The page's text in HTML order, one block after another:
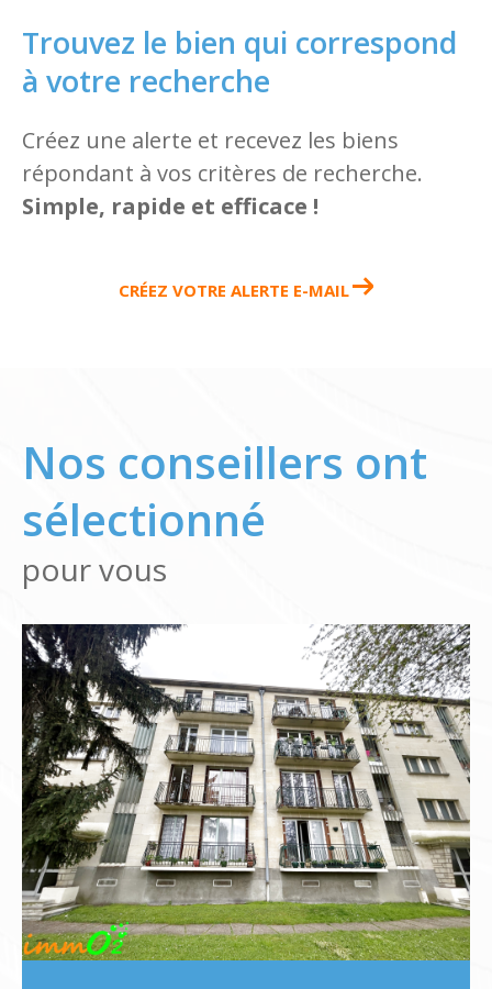
Trouvez le bien qui correspond
à votre recherche
Créez une alerte et recevez les biens
répondant à vos critères de recherche.
Simple, rapide et efficace !
CRÉEZ VOTRE ALERTE E-MAIL
Nos conseillers ont
sélectionné
pour vous